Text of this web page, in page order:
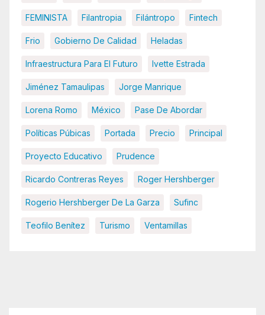
FEMINISTA Filantropia Filántropo Fintech
Frio Gobierno De Calidad Heladas
Infraestructura Para El Futuro Ivette Estrada
Jiménez Tamaulipas Jorge Manrique
Lorena Romo México Pase De Abordar
Políticas Púbicas Portada Precio Principal
Proyecto Educativo Prudence
Ricardo Contreras Reyes Roger Hershberger
Rogerio Hershberger De La Garza Sufinc
Teofilo Benítez Turismo Ventamillas